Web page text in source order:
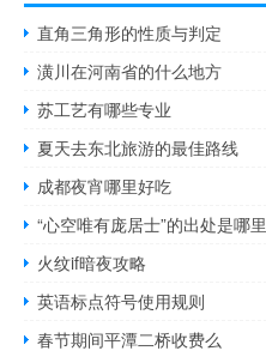
直角三角形的性质与判定
潢川在河南省的什么地方
苏工艺有哪些专业
夏天去东北旅游的最佳路线
成都夜宵哪里好吃
“心空唯有庞居士”的出处是哪里
火纹if暗夜攻略
英语标点符号使用规则
春节期间平潭二桥收费么